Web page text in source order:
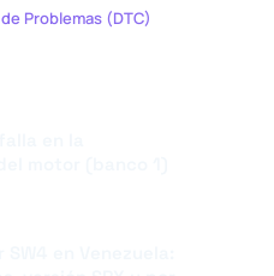
Problemas (DTC)